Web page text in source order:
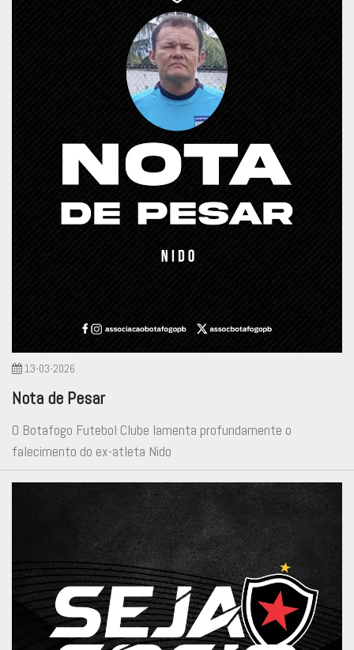
13-03-2026
Nota de Pesar
O Botafogo Futebol Clube lamenta profundamente o
falecimento do ex-atleta Nido